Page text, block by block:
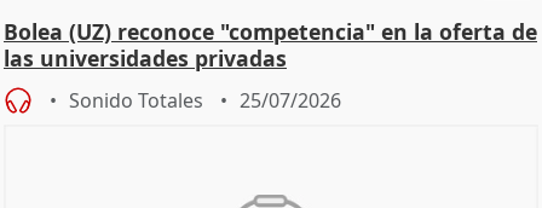
Bolea (UZ) reconoce "competencia" en la oferta de
las universidades privadas
Sonido Totales 25/07/2026